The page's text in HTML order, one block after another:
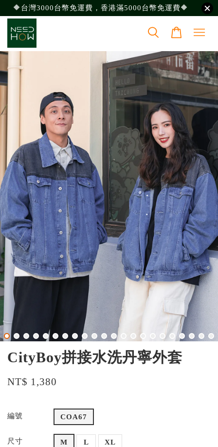
🔶台灣3000台幣免運費，香港滿5000台幣免運費🔶
CityBoy拼接水洗丹寧外套
NT$ 1,380
編號 COA67
尺寸 M L XL